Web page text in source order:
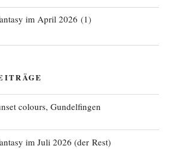
im April 2026 (1)
colours, Gundelfingen
im Juli 2026 (der Rest)